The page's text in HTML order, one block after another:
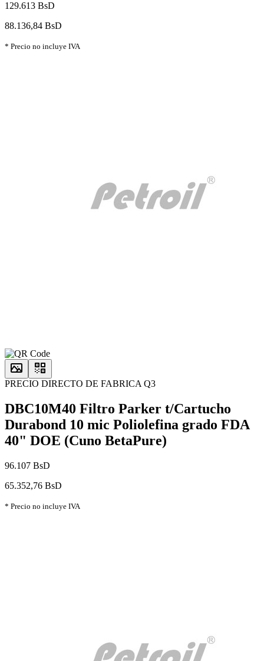
129.613 BsD
88.136,84 BsD
* Precio no incluye IVA
PRECIO DIRECTO DE FABRICA Q3
DBC10M40 Filtro Parker t/Cartucho
Durabond 10 mic Poliolefina grado FDA
40" DOE (Cuno BetaPure)
96.107 BsD
65.352,76 BsD
* Precio no incluye IVA